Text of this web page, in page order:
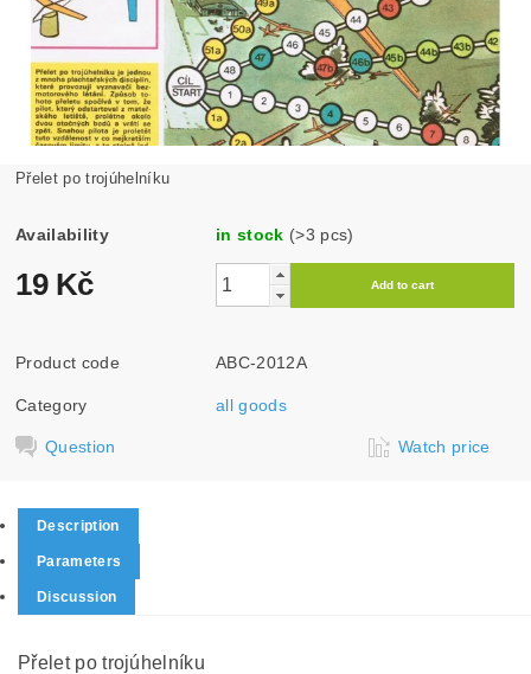
Přelet po trojúhelníku
Availability in stock (>3 pcs)
19 Kč
Product code ABC-2012A
Category all goods
Question Watch price
Description
Parameters
Discussion
Přelet po trojúhelníku